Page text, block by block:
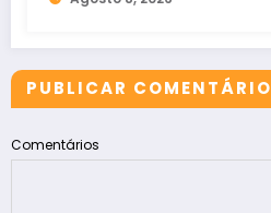
PUBLICAR COMENTÁRIO
Comentários